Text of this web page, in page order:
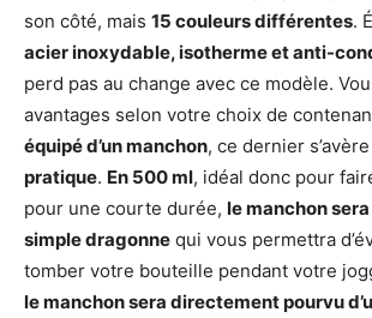
son côté, mais 15 couleurs différentes.
acier inoxydable, isotherme et anti-
perd pas au change avec ce modèle.
avantages selon votre choix de
équipé d’un manchon, ce dernier
pratique. En 500 ml, idéal donc pour
pour une courte durée, le manchon sera
simple dragonne qui vous permettra
tomber votre bouteille pendant votre
le manchon sera directement pourvu